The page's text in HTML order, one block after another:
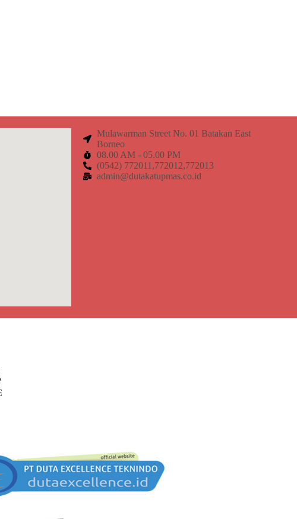
Mulawarman Street No. 01 Batakan East
Borneo
08.00 AM - 05.00 PM
(0542) 772011,772012,772013
admin@dutakatupmas.co.id